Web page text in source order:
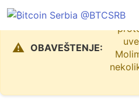
⚠️ OBAVEŠTENJE: